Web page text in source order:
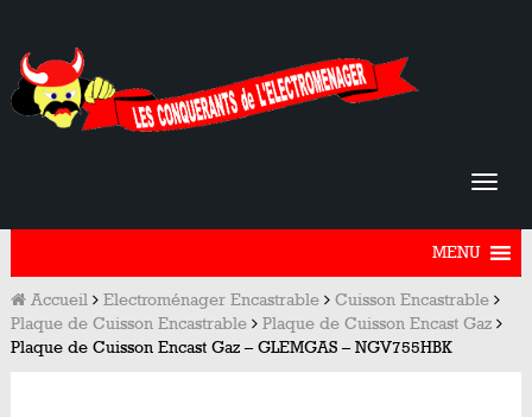
MENU
Accueil Electroménager Encastrable
Cuisson Encastrable
Plaque de Cuisson Encastrable
Plaque de Cuisson Encast Gaz
Plaque de Cuisson Encast Gaz – GLEMGAS – NGV755HBK